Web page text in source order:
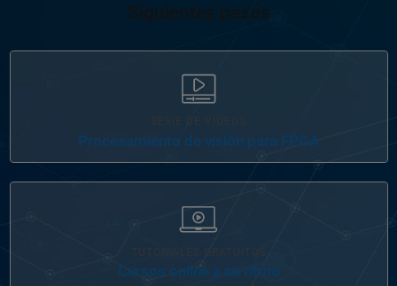
Siguientes pasos
Procesamiento de visión para FPGA
TUTORIALES GRATUITOS
Cursos online a su ritmo